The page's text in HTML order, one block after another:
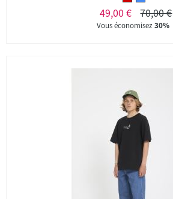
49,00 € 70,00 €
Vous économisez30%